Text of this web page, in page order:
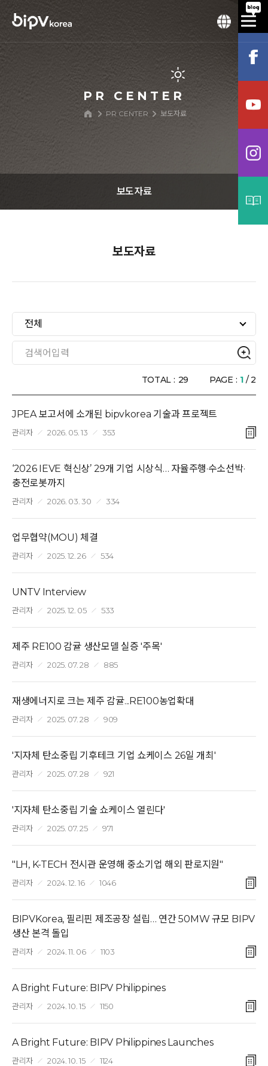
PR CENTER
PR CENTER 보도자료
보도자료
BIPV Global
보도자료
전체
TOTAL : 29 PAGE : 1 / 2
JPEA 보고서에 소개된 bipvkorea 기술과 프로젝트
관리자 2026. 05. 13 353
‘2026 IEVE 혁신상’ 29개 기업 시상식… 자율주행·수소선박·
충전로봇까지
관리자 2026. 03. 30 334
업무협약(MOU) 체결
관리자 2025. 12. 26 534
UNTV Interview
관리자 2025. 12. 05 533
제주 RE100 감귤 생산모델 실증 '주목'
관리자 2025. 07. 28 885
재생에너지로 크는 제주 감귤...RE100농업확대
관리자 2025. 07. 28 909
'지자체 탄소중립 기후테크 기업 쇼케이스 26일 개최'
관리자 2025. 07. 28 921
'지자체 탄소중립 기술 쇼케이스 열린다'
관리자 2025. 07. 25 971
"LH, K-TECH 전시관 운영해 중소기업 해외 판로지원"
관리자 2024. 12. 16 1046
BIPVKorea, 필리핀 제조공장 설립… 연간 50MW 규모 BIPV
생산 본격 돌입
관리자 2024. 11. 06 1103
A Bright Future: BIPV Philippines
관리자 2024. 10. 15 1150
A Bright Future: BIPV Philippines Launches
관리자 2024. 10. 15 1124